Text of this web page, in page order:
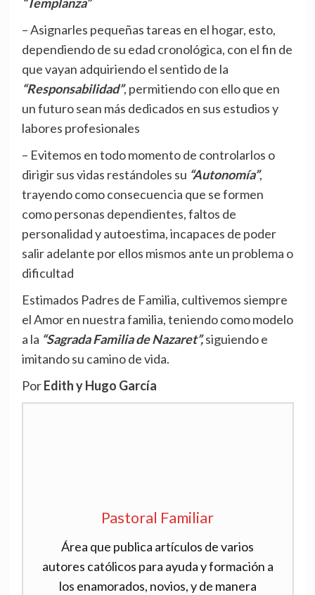
“Templanza”
– Asignarles pequeñas tareas en el hogar, esto,
dependiendo de su edad cronológica, con el fin de
que vayan adquiriendo el sentido de la
“Responsabilidad”, permitiendo con ello que en
un futuro sean más dedicados en sus estudios y
labores profesionales
– Evitemos en todo momento de controlarlos o
dirigir sus vidas restándoles su “Autonomía”,
trayendo como consecuencia que se formen
como personas dependientes, faltos de
personalidad y autoestima, incapaces de poder
salir adelante por ellos mismos ante un problema o
dificultad
Estimados Padres de Familia, cultivemos siempre
el Amor en nuestra familia, teniendo como modelo
a la “Sagrada Familia de Nazaret”,siguiendo e
imitando su camino de vida.
PorEdith y Hugo García
Pastoral Familiar
Área que publica artículos de varios
autores católicos para ayuda y formación a
los enamorados, novios, y de manera